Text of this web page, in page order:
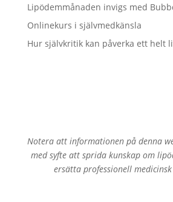
Lipödemmånaden invigs med
Onlinekurs i självmedkänsla
Hur självkritik kan påverka ett helt
Notera att informationen på denna
med syfte att sprida kunskap om
ersätta professionell